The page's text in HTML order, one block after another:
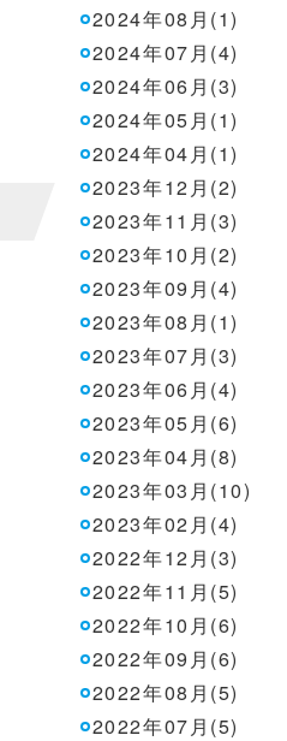
2024年08月(1)
2024年07月(4)
2024年06月(3)
2024年05月(1)
2024年04月(1)
2023年12月(2)
2023年11月(3)
2023年10月(2)
2023年09月(4)
2023年08月(1)
2023年07月(3)
2023年06月(4)
2023年05月(6)
2023年04月(8)
2023年03月(10)
2023年02月(4)
2022年12月(3)
2022年11月(5)
2022年10月(6)
2022年09月(6)
2022年08月(5)
2022年07月(5)